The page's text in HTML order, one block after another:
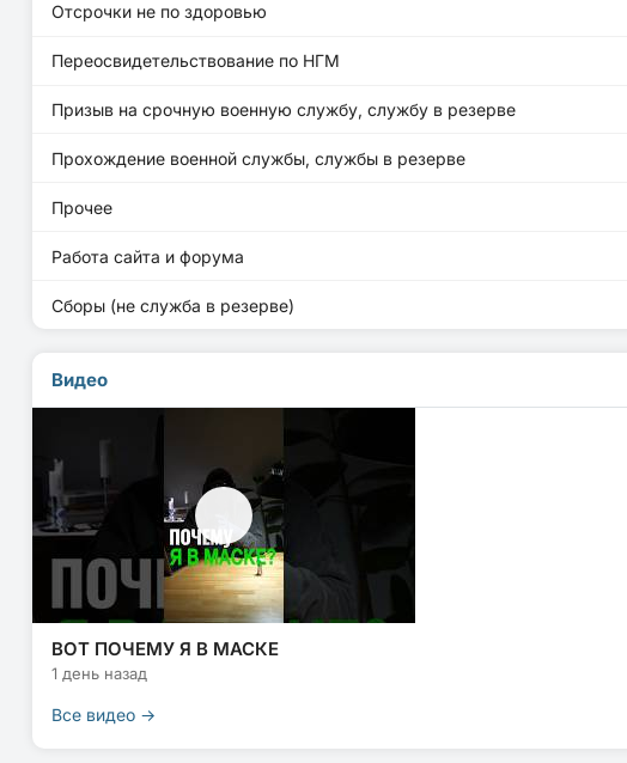
Отсрочки не по здоровью
Переосвидетельствование по НГМ
Призыв на срочную военную службу, службу в резерве
Прохождение военной службы, службы в резерве
Прочее
Работа сайта и форума
Сборы (не служба в резерве)
Видео
ВОТ ПОЧЕМУ Я В МАСКЕ
1 день назад
Все видео →